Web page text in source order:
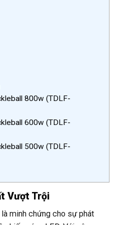
800w (TDLF-
600w (TDLF-
500w (TDLF-
Vượt Trội
minh chứng cho sự phát